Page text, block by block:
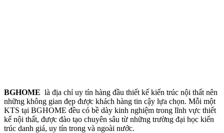
BGHOME là địa chỉ uy tín hàng đầu thiết kế kiến trúc nội thất nên
những không gian đẹp được khách hàng tin cậy lựa chọn. Mỗi một
KTS tại BGHOME đều có bề dày kinh nghiệm trong lĩnh vực thiết
kế nội thất, được đào tạo chuyên sâu từ những trường đại học kiến
trúc danh giá, uy tín trong và ngoài nước.